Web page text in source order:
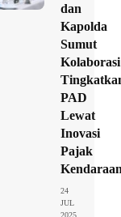
dan
Kapolda
Sumut
Kolaborasi
PAD
Lewat
Inovasi
Pajak
24
JUL
2025